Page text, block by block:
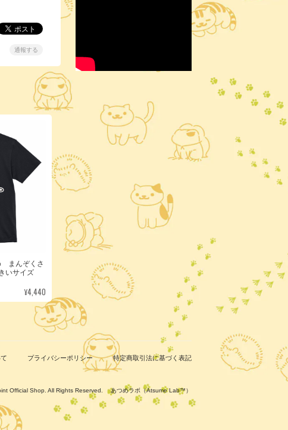
通報する
まんぞくさ
いサイズ
¥4,440
プライバシーポリシー 特定商取引法に基づく表記
Official Shop. All Rights Reserved. あつめラボ（Atsume Lab™）